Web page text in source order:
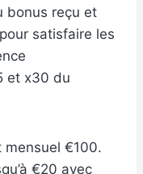
bonus reçu et
satisfaire les
et x30 du
mensuel €100.
€20 avec